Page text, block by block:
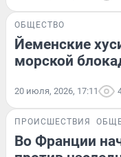
ОБЩЕСТВО
Йеменские
морской
20 июля, 2026, 17:11
ПРОИСШЕСТВИЯ
Во Франции